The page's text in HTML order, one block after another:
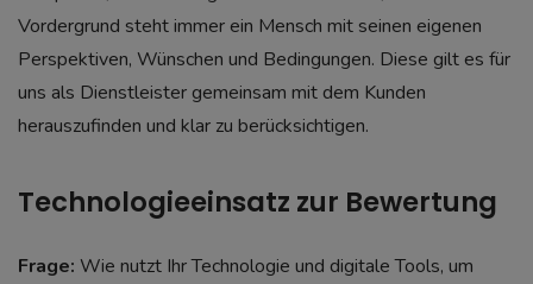
Vordergrund steht immer ein Mensch mit seinen eigenen
Perspektiven, Wünschen und Bedingungen. Diese gilt es für
uns als Dienstleister gemeinsam mit dem Kunden
herauszufinden und klar zu berücksichtigen.
Technologieeinsatz zur Bewertung
Frage: Wie nutzt Ihr Technologie und digitale Tools, um